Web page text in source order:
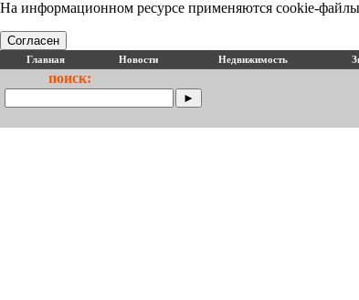
На информационном ресурсе применяются cookie-
Согласен
Главная Новости Недвижимость
поиск: